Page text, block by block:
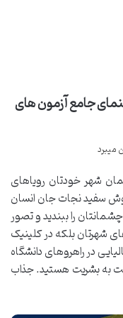
جامع آزمون های
شهر خودتان رویاهای
سفید نجات جان انسان
را ببندید و تصور
شهرتان بلکه در کلینیک
در راهروهای دانشگاه
به بشریت هستید. جذاب